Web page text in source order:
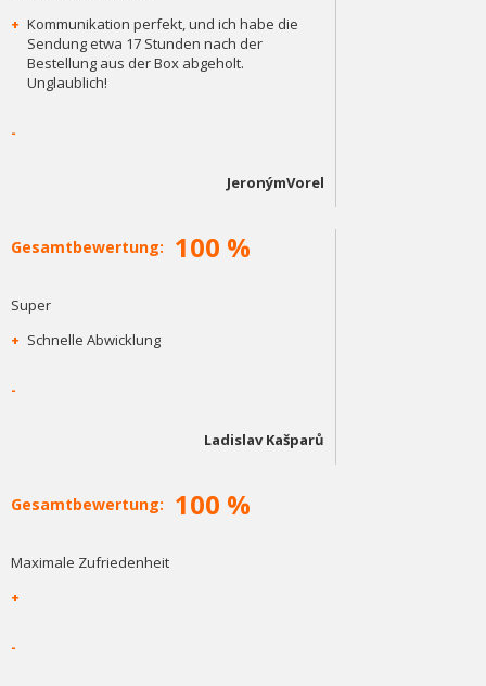
+ Kommunikation perfekt, und ich habe die
Sendung etwa 17 Stunden nach der
Bestellung aus der Box abgeholt.
Unglaublich!
-
JeronýmVorel
Gesamtbewertung: 100 %
Super
+ Schnelle Abwicklung
-
Ladislav Kašparů
Gesamtbewertung: 100 %
Maximale Zufriedenheit
+
-